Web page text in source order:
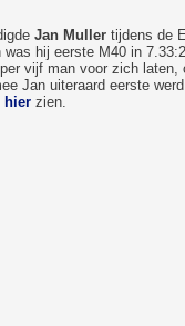
Jan Mullertijdens de
hij eerste M40 in
vijf man voor zich laten,
Jan uiteraard eerste
hierzien.